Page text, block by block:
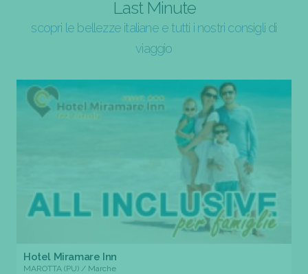
Last Minute
scopri le bellezze italiane e tutti i nostri consigli di
viaggio
Hotel Miramare Inn
MAROTTA (PU) / Marche